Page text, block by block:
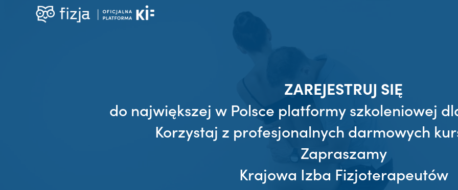
ZAREJESTRUJ SIĘ
do największej w Polsce platformy szkoleniowej
Korzystaj z profesjonalnych darmowych
Zapraszamy
Krajowa Izba Fizjoterapeutów